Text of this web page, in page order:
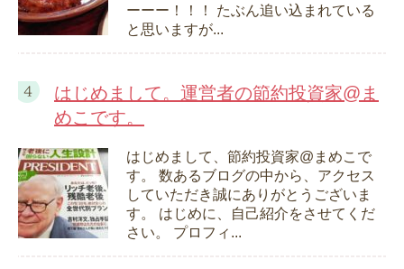
ーーー！！！ たぶん追い込まれている
と思いますが...
はじめまして。運営者の節約投資家@ま
めこです。
はじめまして、節約投資家@まめこで
す。 数あるブログの中から、アクセス
していただき誠にありがとうございま
す。 はじめに、自己紹介をさせてくだ
さい。 プロフィ...